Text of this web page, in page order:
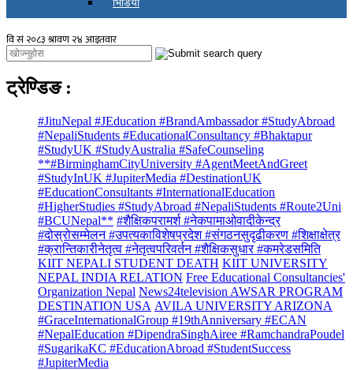
भिडियो
ट्रेण्डिङ :
#JituNepal #JEducation #BrandAmbassador #StudyAbroad
#NepaliStudents #EducationalConsultancy #Bhaktapur
#StudyUK #StudyAustralia #SafeCounseling
**#BirminghamCityUniversity #AgentMeetAndGreet
#StudyInUK #JupiterMedia #DestinationUK
#EducationConsultants #InternationalEducation
#HigherStudies #StudyAbroad #NepaliStudents #Route2Uni
#BCUNepal** #शैक्षिकपरामर्श #नेकपामाओवादीकेन्द्र
#दोस्रोसम्मेलन #उपत्यकाविशेषप्रदेश #संगठनसुदृढीकरण #शिक्षाक्षेत्र
#क्रान्तिकारीनेतृत्व #नेतृत्वपरिवर्तन #शैक्षिकसुधार #कमरेडसमिति
KIIT NEPALI STUDENT DEATH KIIT UNIVERSITY
NEPAL INDIA RELATION Free Educational Consultancies'
Organization Nepal News24television AWSAR PROGRAM
DESTINATION USA AVILA UNIVERSITY ARIZONA
#GraceInternationalGroup #19thAnniversary #ECAN
#NepalEducation #DipendraSinghAiree #RamchandraPoudel
#SugarikaKC #EducationAbroad #StudentSuccess
#JupiterMedia